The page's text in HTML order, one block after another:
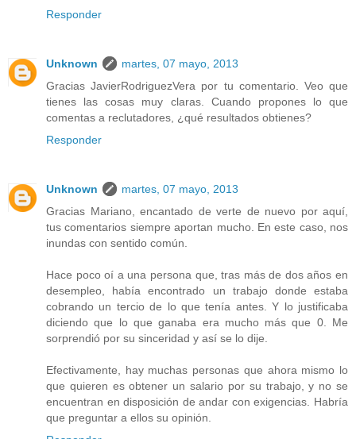
Responder
Unknown
martes, 07 mayo, 2013
Gracias JavierRodriguezVera por tu comentario. Veo que
tienes las cosas muy claras. Cuando propones lo que
comentas a reclutadores, ¿qué resultados obtienes?
Responder
Unknown
martes, 07 mayo, 2013
Gracias Mariano, encantado de verte de nuevo por aquí,
tus comentarios siempre aportan mucho. En este caso, nos
inundas con sentido común.
Hace poco oí a una persona que, tras más de dos años en
desempleo, había encontrado un trabajo donde estaba
cobrando un tercio de lo que tenía antes. Y lo justificaba
diciendo que lo que ganaba era mucho más que 0. Me
sorprendió por su sinceridad y así se lo dije.
Efectivamente, hay muchas personas que ahora mismo lo
que quieren es obtener un salario por su trabajo, y no se
encuentran en disposición de andar con exigencias. Habría
que preguntar a ellos su opinión.